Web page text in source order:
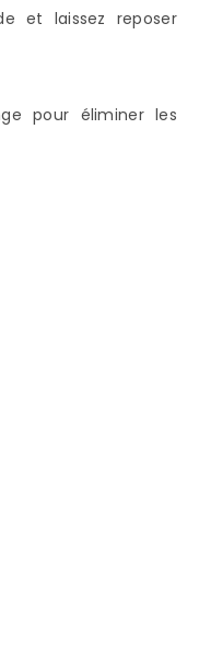
et laissez reposer
pour éliminer les